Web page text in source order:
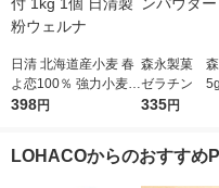
日清 北海道産小麦 春
よ恋100％ 強力小麦粉
チャック付 1kg 1個 日
398円
森永製菓 森
ゼラチン
ゼラチンパウ
335円
LOHACOからのおすすめ